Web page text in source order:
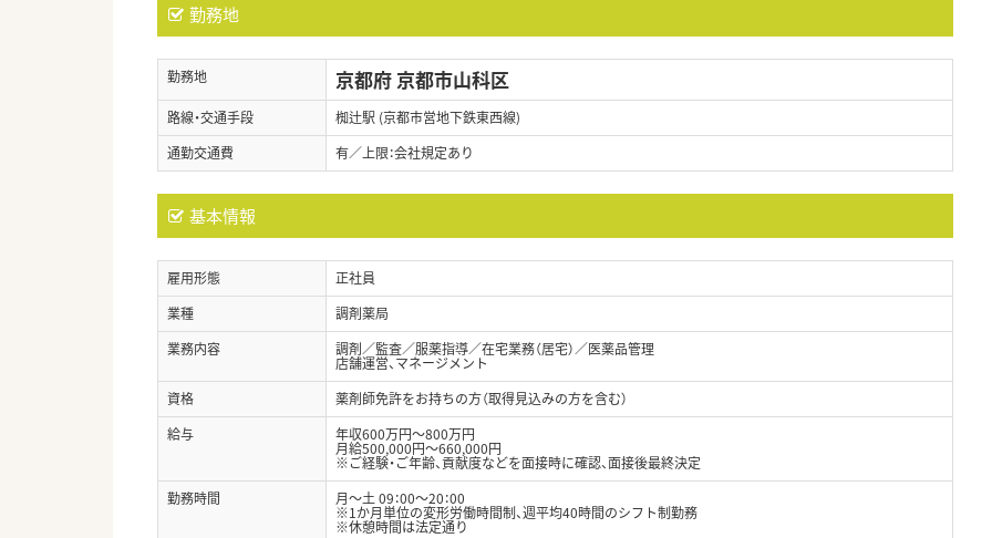
勤務地
勤務地 京都府 京都市山科区
路線・交通手段
椥辻駅 (京都市営地下鉄東西線)
通勤交通費
有／上限：会社規定あり
基本情報
雇用形態
正社員
業種
調剤薬局
業務内容
調剤／監査／服薬指導／在宅業務（居宅）／医薬品管理
店舗運営、マネージメント
資格
薬剤師免許をお持ちの方（取得見込みの方を含む）
給与
年収600万円～800万円
月給500,000円～660,000円
※ご経験・ご年齢、貢献度などを面接時に確認、面接後最終決定
勤務時間
月～土 09：00～20：00
※1か月単位の変形労働時間制、週平均40時間のシフト制勤務
※休憩時間は法定通り